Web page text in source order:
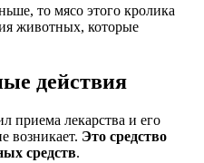
то мясо этого кролика
животных, которые
действия
приема лекарства и его
возникает. Это средство
средств.